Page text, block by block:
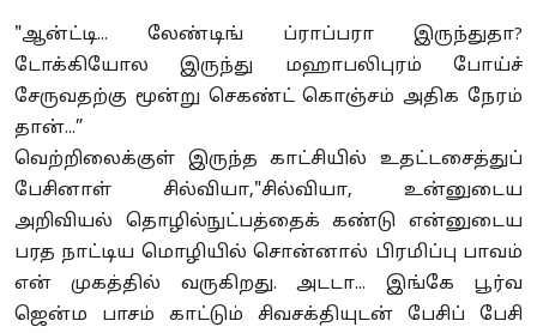
"ஆன்ட்டி... லேண்டிங் ப்ராப்பரா இருந்துதா?
டோக்கியோல இருந்து மஹாபலிபுரம் போய்ச்
சேருவதற்கு மூன்று செகண்ட் கொஞ்சம் அதிக நேரம்
தான்...”
வெற்றிலைக்குள் இருந்த காட்சியில் உதட்டசைத்துப்
பேசினாள் சில்வியா,"சில்வியா, உன்னுடைய
அறிவியல் தொழில்நுட்பத்தைக் கண்டு என்னுடைய
பரத நாட்டிய மொழியில் சொன்னால் பிரமிப்பு பாவம்
என் முகத்தில் வருகிறது. அடடா... இங்கே பூர்வ
ஜென்ம பாசம் காட்டும் சிவசக்தியுடன் பேசிப் பேசி